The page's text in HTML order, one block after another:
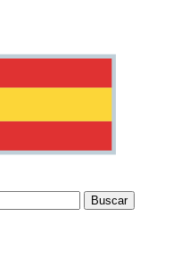
Buscar